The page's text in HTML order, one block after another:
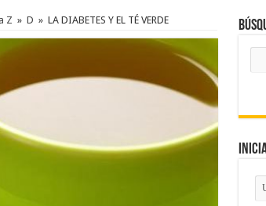
Z » D » LA DIABETES Y EL TÉ VERDE